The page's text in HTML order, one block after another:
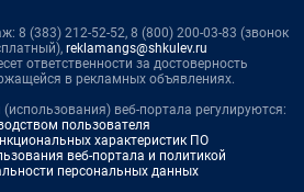
8 (383) 212-52-52, 8 (800) 200-03-83 (звонок
reklamangs@shkulev.ru
ответственности за достоверность
в рекламных объявлениях.
веб-портала регулируются:
пользователя
характеристик ПО
веб-портала и политикой
персональных данных